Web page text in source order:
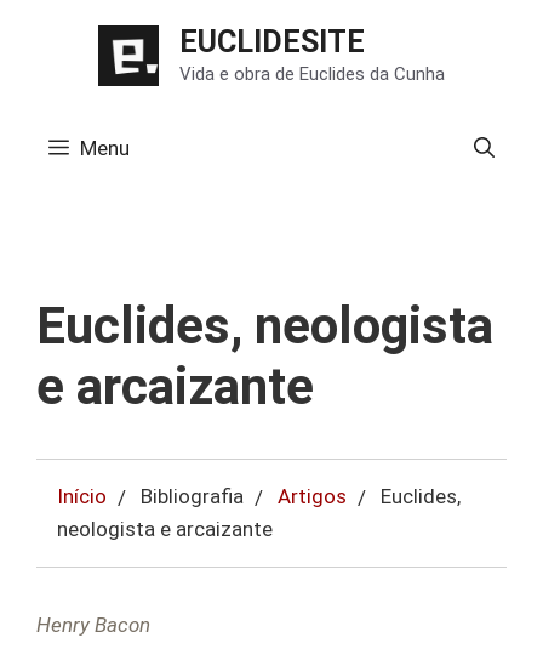
EUCLIDESITE
Vida e obra de Euclides da Cunha
Menu
Euclides, neologista
e arcaizante
Início Bibliografia Artigos
Euclides,
neologista e arcaizante
Henry Bacon